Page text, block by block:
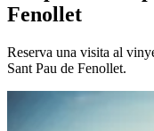
Fenollet
Reserva una visita al
Sant Pau de Fenollet.